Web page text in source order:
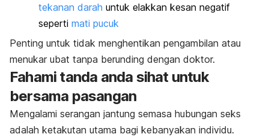
tekanan darah untuk elakkan kesan negatif
seperti mati pucuk
Penting untuk tidak menghentikan pengambilan atau
menukar ubat tanpa berunding dengan doktor.
Fahami tanda anda sihat untuk
bersama pasangan
Mengalami serangan jantung semasa hubungan seks
adalah ketakutan utama bagi kebanyakan individu.